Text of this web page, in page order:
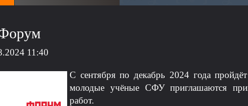
11:40
С сентября по декабрь 2024 года
молодые учёные СФУ приглашаются
работ.